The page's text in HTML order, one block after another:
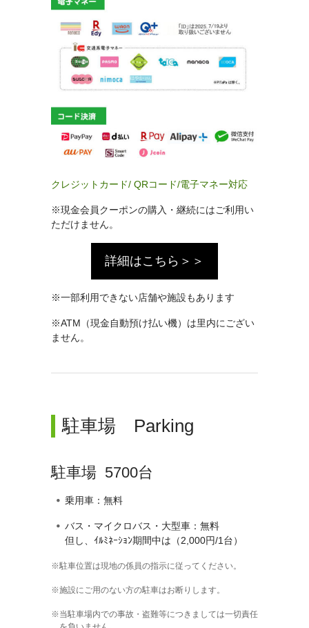
クレジットカード/ QRコード/電子マネー対応
※現金会員クーポンの購入・継続にはご利用い
ただけません。
詳細はこちら＞＞
※一部利用できない店舗や施設もあります
※ATM（現金自動預け払い機）は里内にござい
ません。
駐車場 Parking
駐車場 5700台
乗用車：無料
バス・マイクロバス・大型車：無料
但し、ｲﾙﾐﾈｰｼｮﾝ期間中は（2,000円/1台）
駐車位置は現地の係員の指示に従ってください。
施設にご用のない方の駐車はお断りします。
当駐車場内での事故・盗難等につきましては一切責任